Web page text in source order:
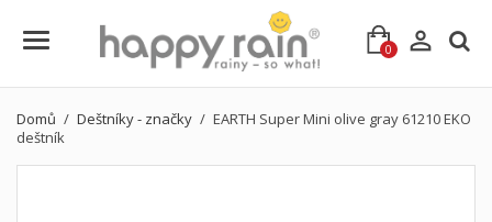
0 
Domů Deštníky - značky
EARTH Super Mini olive gray 61210 EKO
deštník